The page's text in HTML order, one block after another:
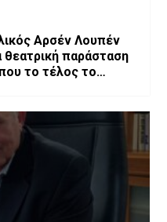
Αρσέν Λουπέν
θεατρική παράσταση